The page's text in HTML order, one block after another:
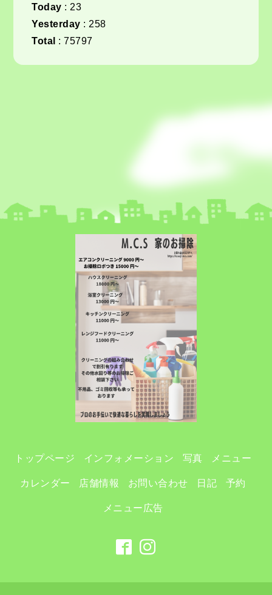
Today : 23
Yesterday : 258
Total :75797
トップページ インフォメーション 写真 メニュー
カレンダー 店舗情報 お問い合わせ 日記 予約
メニュー広告